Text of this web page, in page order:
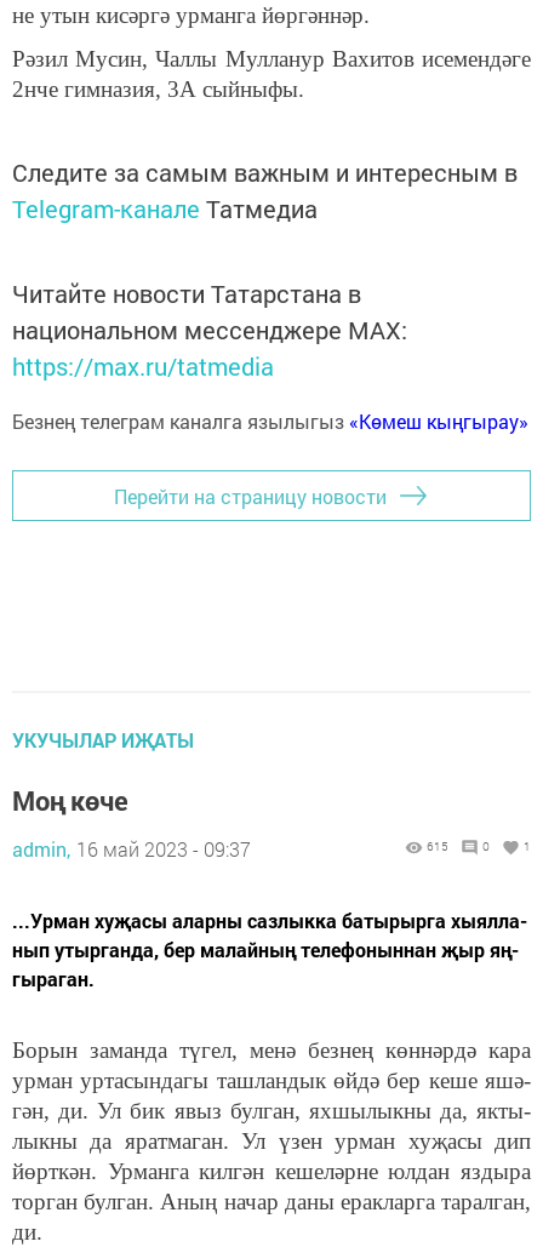
не утын ки­сәр­гә ур­ман­га йөр­гән­нәр.
Рә­зил Му­син, Чал­лы Мул­ла­нур Ва­хи­тов исе­мен­дә­ге
2нче гим­на­зия, 3А сый­ны­фы.
Следите за самым важным и интересным в
Telegram-канале Татмедиа
Читайте новости Татарстана в
национальном мессенджере MАХ:
https://max.ru/tatmedia
Безнең телеграм каналга язылыгыз «Көмеш кыңгырау»
Перейти на страницу новости
УКУЧЫЛАР ИҖАТЫ
Моң кө­че
admin, 16 май 2023 - 09:37 615 0 1
...Ур­ман ху­җа­сы алар­ны саз­лык­ка ба­ты­рыр­га хы­ял­ла­
нып утыр­ган­да, бер ма­лай­ның те­ле­фо­нын­нан җыр яң­
гы­ра­ган.
Бо­рын за­ман­да тү­гел, ме­нә без­нең көн­нәр­дә ка­ра
ур­ман ур­та­сын­дагы таш­лан­дык өй­дә бер ке­ше яшә­
гән, ди. Ул бик явыз бул­ган, ях­шы­лык­ны да, як­ты­
лык­ны да ярат­ма­ган. Ул үзен ур­ман ху­җа­сы дип
йөрт­кән. Ур­ман­га кил­гән ке­ше­ләр­не юл­дан яз­ды­ра
тор­ган бул­ган. Аның на­чар да­ны ерак­лар­га та­рал­ган,
ди.